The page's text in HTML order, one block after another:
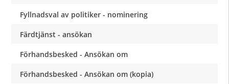
Fyllnadsval av politiker - nominering
Färdtjänst - ansökan
Förhandsbesked - Ansökan om
Förhandsbesked - Ansökan om (kopia)